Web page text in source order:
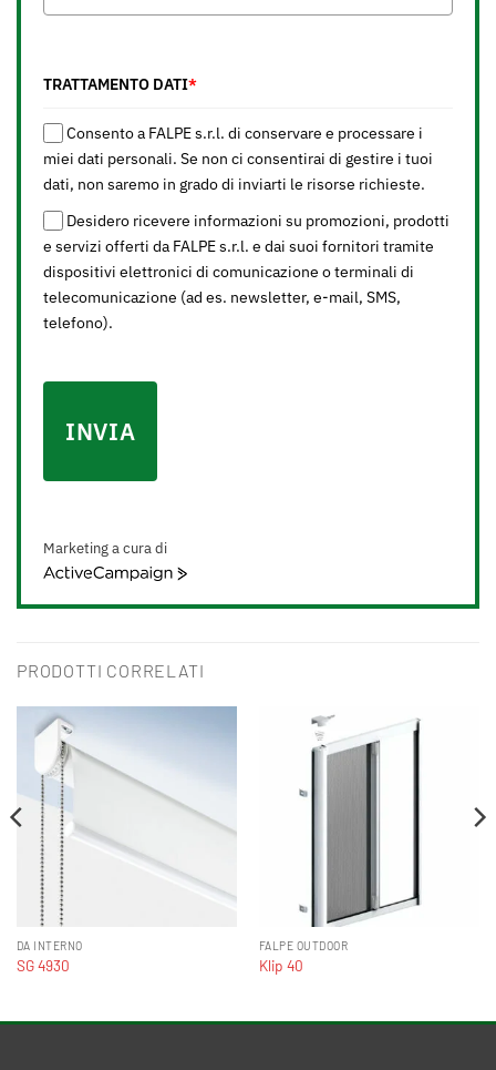
TRATTAMENTO DATI*
Consento a FALPE s.r.l. di conservare e processare i
miei dati personali. Se non ci consentirai di gestire i tuoi
dati, non saremo in grado di inviarti le risorse richieste.
Desidero ricevere informazioni su promozioni, prodotti
e servizi offerti da FALPE s.r.l. e dai suoi fornitori tramite
dispositivi elettronici di comunicazione o terminali di
telecomunicazione (ad es. newsletter, e-mail, SMS,
telefono).
INVIA
Marketing a cura di
ActiveCampaign
PRODOTTI CORRELATI
DA INTERNO
SG 4930
FALPE OUTDOOR
Klip 40